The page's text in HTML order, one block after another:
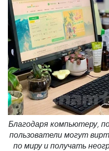
Благодаря компьютеру,
пользователи могут
по миру и получать